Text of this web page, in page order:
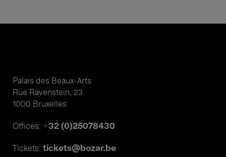
Palais des Beaux-Arts
Rue Ravenstein, 23
1000 Bruxelles
Offices: +32 (0)25078430
Tickets: tickets@bozar.be